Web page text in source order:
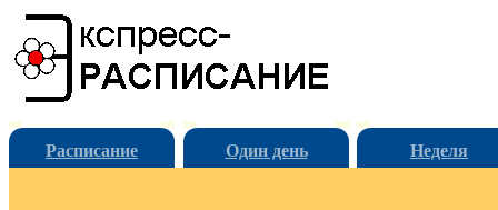
Расписание Один день Неделя